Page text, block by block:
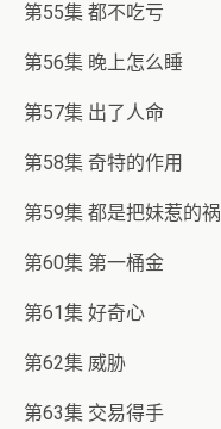
第55集 都不吃亏
第56集 晚上怎么睡
第57集 出了人命
第58集 奇特的作用
第59集 都是把妹惹的祸
第60集 第一桶金
第61集 好奇心
第62集 威胁
第63集 交易得手